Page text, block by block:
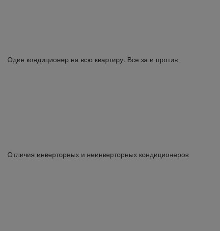
Один кондиционер на всю квартиру. Все за и против
Отличия инверторных и неинверторных кондиционеров